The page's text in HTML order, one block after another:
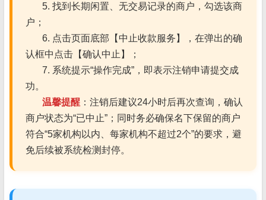
5. 找到长期闲置、无交易记录的商户，勾选该商
户；
6. 点击页面底部【中止收款服务】，在弹出的确
认框中点击【确认中止】；
7. 系统提示“操作完成”，即表示注销申请提交成
功。
温馨提醒 ：注销后建议24小时后再次查询，确认
商户状态为“已中止”；同时务必确保名下保留的商户
符合“5家机构以内、每家机构不超过2个”的要求，避
免后续被系统检测封停。